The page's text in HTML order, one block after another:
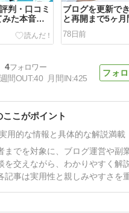
判・口コミ
た本音レ
ブログを更新で
と再開まで5ヶ月
78日前
ログを始め
準備一覧
4
週間OUT:40 月間IN:425
こがポイント
用的な情報と具体的な解説満載
までを対象に、ブログ運営や副
を交えながら、わかりやすく
記事は実用性と親しみやすさを